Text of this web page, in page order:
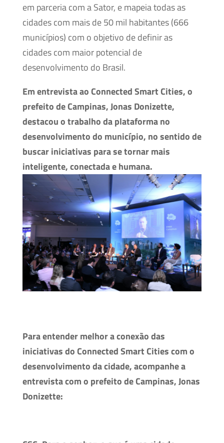
em parceria com a Sator, e mapeia todas as
cidades com mais de 50 mil habitantes (666
municípios) com o objetivo de definir as
cidades com maior potencial de
desenvolvimento do Brasil.
Em entrevista ao Connected Smart Cities, o
prefeito de Campinas, Jonas Donizette,
destacou o trabalho da plataforma no
desenvolvimento do município, no sentido de
buscar iniciativas para se tornar mais
inteligente, conectada e humana.
Para entender melhor a conexão das
iniciativas do Connected Smart Cities com o
desenvolvimento da cidade, acompanhe a
entrevista com o prefeito de Campinas, Jonas
Donizette: